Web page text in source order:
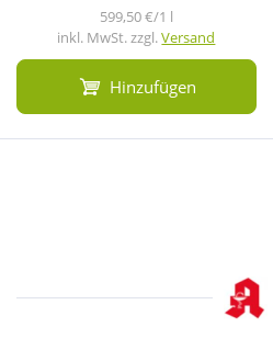
599,50 €/1 l
inkl. MwSt. zzgl.Versand
Hinzufügen